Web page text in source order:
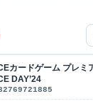
カードゲーム プレミ
DAY’24